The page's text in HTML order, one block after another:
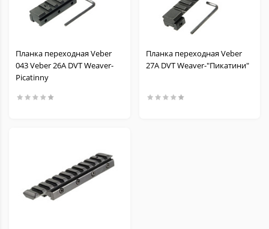
Планка переходная Veber
043 Veber 26A DVT Weaver-
Picatinny
Планка переходная Veber
27A DVT Weaver-"Пикатини"